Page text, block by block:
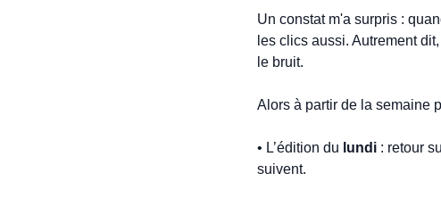
Un constat m'a surpris :
les clics aussi. Autrement
le bruit.
Alors à partir de la semaine
• L’édition du lundi : retour
suivent.